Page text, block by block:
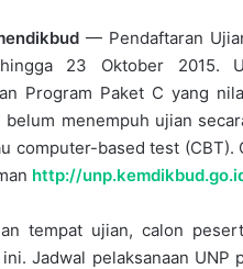
— Pendaftaran
23 Oktober 2015.
Program Paket C yang
menempuh ujian
computer-based test
http://
tempat ujian, calon
Jadwal pelaksanaan UNP